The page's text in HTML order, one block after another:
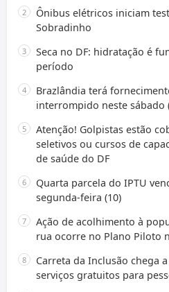
Ônibus elétricos iniciam
Sobradinho
Seca no DF: hidratação é
período
Brazlândia terá
interrompido neste sábado
Atenção! Golpistas estão
seletivos ou cursos de
de saúde do DF
Quarta parcela do IPTU
segunda-feira (10)
Ação de acolhimento à
rua ocorre no Plano Piloto
Carreta da Inclusão chega
serviços gratuitos para